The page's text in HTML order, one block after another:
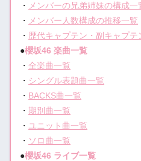
・ メンバーの兄弟姉妹の構成一
・ メンバー人数構成の推移一覧
・ 歴代キャプテン・副キャプテ
●櫻坂46 楽曲一覧
・全楽曲一覧
・ シングル表題曲一覧
・ BACKS曲一覧
・期別曲一覧
・ ユニット曲一覧
・ ソロ曲一覧
●櫻坂46 ライブ一覧